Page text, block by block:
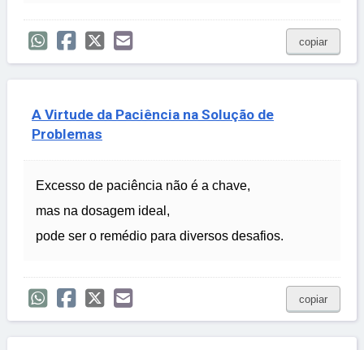
copiar
A Virtude da Paciência na Solução de
Problemas
Excesso de paciência não é a chave,
mas na dosagem ideal,
pode ser o remédio para diversos desafios.
copiar